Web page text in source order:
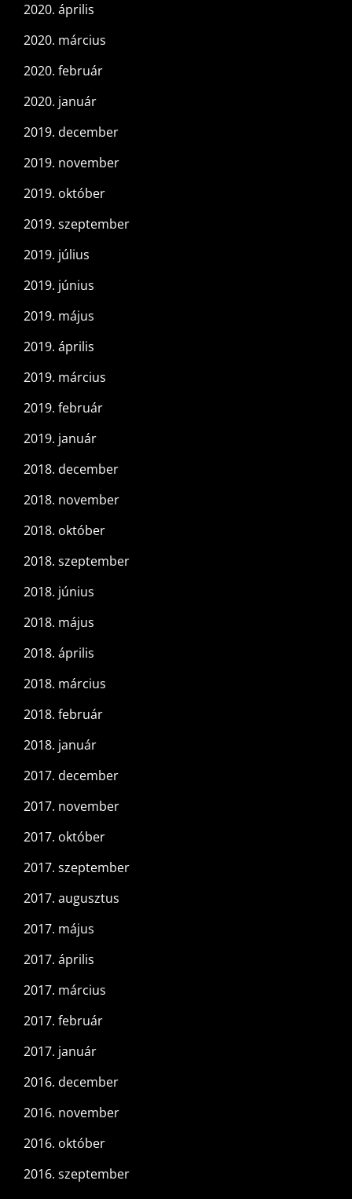
2020. április
2020. március
2020. február
2020. január
2019. december
2019. november
2019. október
2019. szeptember
2019. július
2019. június
2019. május
2019. április
2019. március
2019. február
2019. január
2018. december
2018. november
2018. október
2018. szeptember
2018. június
2018. május
2018. április
2018. március
2018. február
2018. január
2017. december
2017. november
2017. október
2017. szeptember
2017. augusztus
2017. május
2017. április
2017. március
2017. február
2017. január
2016. december
2016. november
2016. október
2016. szeptember